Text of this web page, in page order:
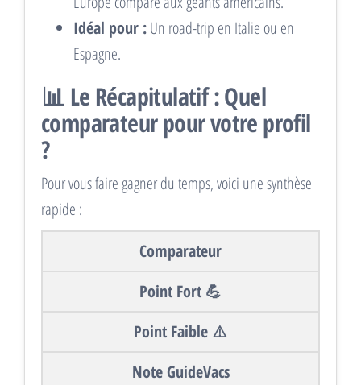
Idéal pour :Un road-trip en Italie ou en
Espagne.
📊 Le Récapitulatif : Quel
comparateur pour votre profil
?
Pour vous faire gagner du temps, voici une synthèse
rapide :
Comparateur
Point Fort 💪
Point Faible ⚠️
Note GuideVacs